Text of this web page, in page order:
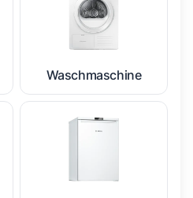
Waschmaschine